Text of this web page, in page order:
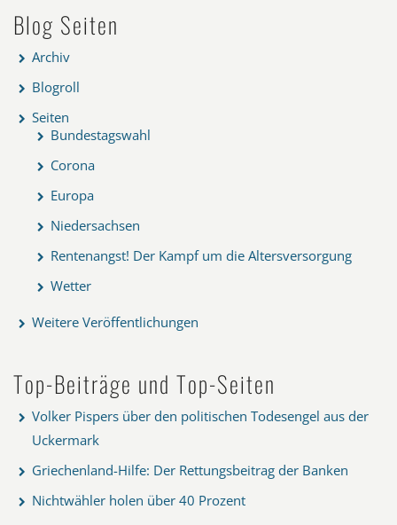
Blog Seiten
Archiv
Blogroll
Seiten
Bundestagswahl
Corona
Europa
Niedersachsen
Rentenangst! Der Kampf um die Altersversorgung
Wetter
Weitere Veröffentlichungen
Top-Beiträge und Top-Seiten
Volker Pispers über den politischen Todesengel aus der
Uckermark
Griechenland-Hilfe: Der Rettungsbeitrag der Banken
Nichtwähler holen über 40 Prozent